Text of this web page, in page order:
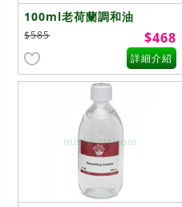
100ml老荷蘭調和油
painting
medium(C1107)
$585 $468
詳細介紹